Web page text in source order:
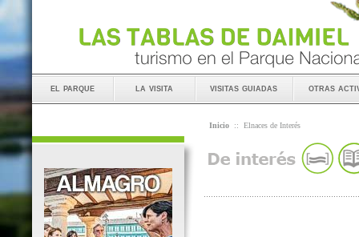
el parque la visita visitas guiadas otras
Inicio :: Elnaces de Interés